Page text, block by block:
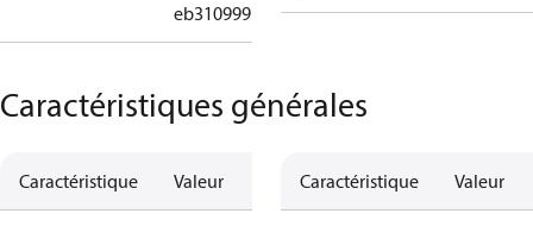
eb310999b508
Caractéristiques générales
Caractéristique Valeur Caractéristique Valeur